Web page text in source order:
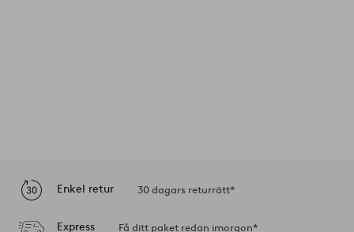
Enkel retur 30 dagars returrätt*
Express Få ditt paket redan imorgon*